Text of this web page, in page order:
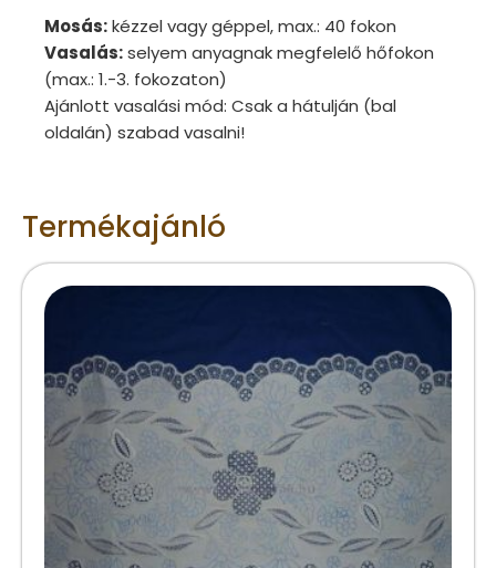
Mosás:kézzel vagy géppel, max.: 40 fokon
Vasalás:selyem anyagnak megfelelő hőfokon
(max.: 1.-3. fokozaton)
Ajánlott vasalási mód: Csak a hátulján (bal
oldalán) szabad vasalni!
Termékajánló